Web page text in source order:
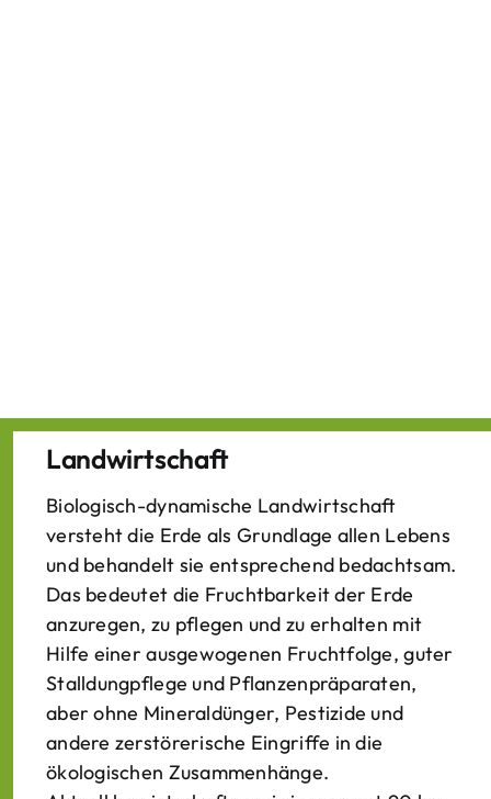
Landwirtschaft
Biologisch-dynamische Landwirtschaft
versteht die Erde als Grundlage allen Lebens
und behandelt sie entsprechend bedachtsam.
Das bedeutet die Fruchtbarkeit der Erde
anzuregen, zu pflegen und zu erhalten mit
Hilfe einer ausgewogenen Fruchtfolge, guter
Stalldungpflege und Pflanzenpräparaten,
aber ohne Mineraldünger, Pestizide und
andere zerstörerische Eingriffe in die
ökologischen Zusammenhänge.